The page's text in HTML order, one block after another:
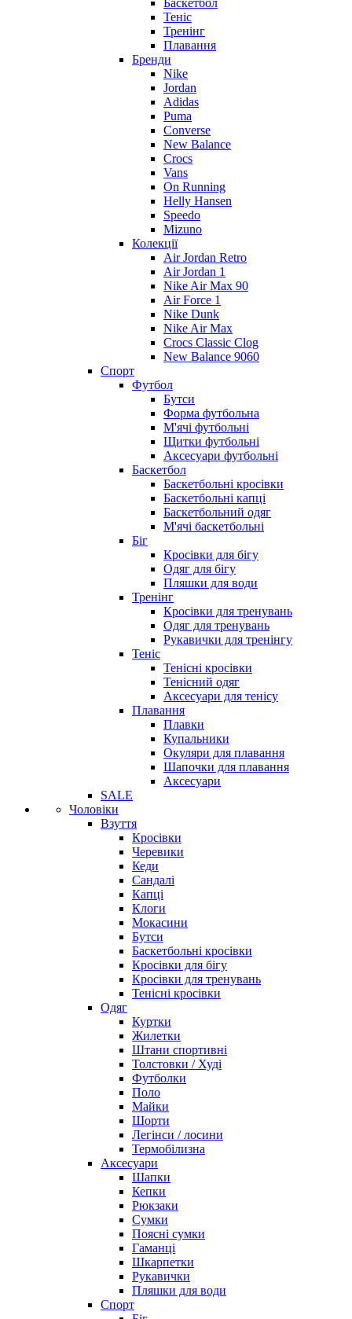
Теніс
Тренінг
Плавання
Бренди
Nike
Jordan
Adidas
Puma
Converse
New Balance
Crocs
Vans
On Running
Helly Hansen
Speedo
Mizuno
Колекції
Air Jordan Retro
Air Jordan 1
Nike Air Max 90
Air Force 1
Nike Dunk
Nike Air Max
Crocs Classic Clog
New Balance 9060
Спорт
Футбол
Бутси
Форма футбольна
М'ячі футбольні
Щитки футбольні
Аксесуари футбольні
Баскетбол
Баскетбольні кросівки
Баскетбольні капці
Баскетбольний одяг
М'ячі баскетбольні
Біг
Кросівки для бігу
Одяг для бігу
Пляшки для води
Тренінг
Кросівки для тренувань
Одяг для тренувань
Рукавички для тренінгу
Теніс
Тенісні кросівки
Тенісний одяг
Аксесуари для тенісу
Плавання
Плавки
Купальники
Окуляри для плавання
Шапочки для плавання
Аксесуари
SALE
Чоловіки
Взуття
Кросівки
Черевики
Кеди
Сандалі
Капці
Клоги
Мокасини
Бутси
Баскетбольні кросівки
Кросівки для бігу
Кросівки для тренувань
Тенісні кросівки
Одяг
Куртки
Жилетки
Штани спортивні
Толстовки / Худі
Футболки
Поло
Майки
Шорти
Легінси / лосини
Термобілизна
Аксесуари
Шапки
Кепки
Рюкзаки
Сумки
Поясні сумки
Гаманці
Шкарпетки
Рукавички
Пляшки для води
Спорт